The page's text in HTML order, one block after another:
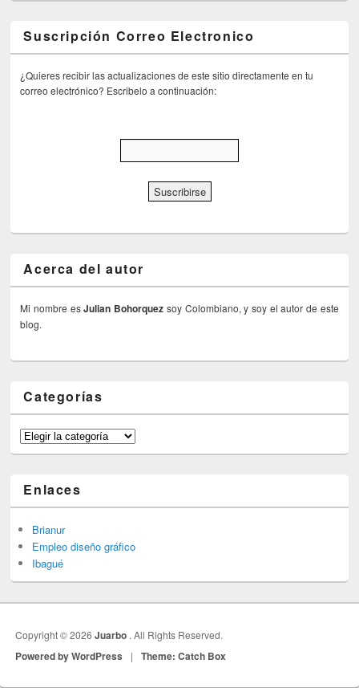
Suscripción Correo Electronico
¿Quieres recibir las actualizaciones de este sitio directamente en tu
correo electrónico? Escribelo a continuación:
Acerca del autor
Mi nombre esJulian Bohorquez soy Colombiano, y soy el autor de este
blog.
Categorías
Categorías
Enlaces
Brianur
Empleo diseño gráfico
Ibagué
Copyright © 2026Juarbo . All Rights Reserved.
Powered by WordPress | Theme: Catch Box